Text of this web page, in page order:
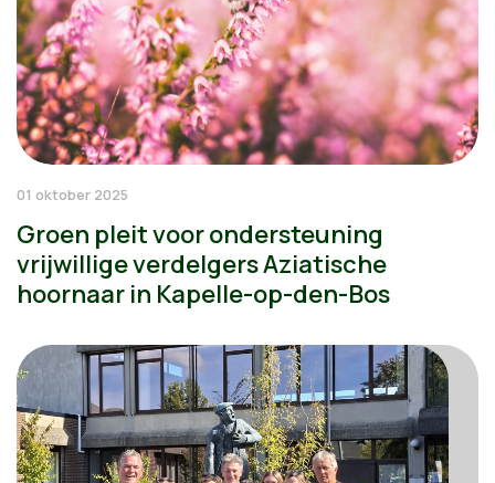
01 oktober 2025
Groen pleit voor ondersteuning
vrijwillige verdelgers Aziatische
hoornaar in Kapelle-op-den-Bos